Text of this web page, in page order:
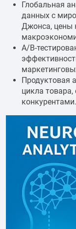
Глобальная
данных с
Джонса, цены
А/B-
Продуктовая
цикла товара,
конкурентами.